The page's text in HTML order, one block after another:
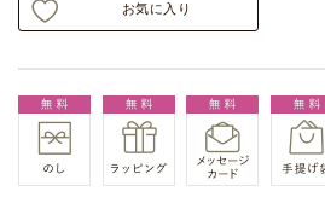
お気に入り